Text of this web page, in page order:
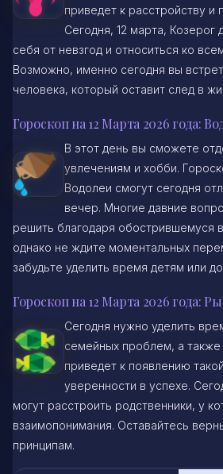
приведет к расстройству и
Сегодня, 12 марта, Козерог
себя от невзгод и относиться ко
Возможно, именно сегодня вы
человека, который оставит след в
Гороскоп на 12 Марта 2026 года:
В этот день вы сможете
увлечениям и хобби.
Водолеи смогут сегодня
вечер. Многие давние
решить благодаря обострившемуся
однако не ждите моментальных
забудьте уделить время детям или
Гороскоп на 12 Марта 2026 года:
Сегодня нужно уделить
семейных проблем, а
приведет к появлению
уверенности в успехе.
могут расстроить родственники, у
взаимопонимания. Оставайтесь
принципам.